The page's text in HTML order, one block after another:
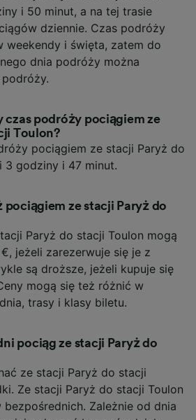
i 50 minut, a na tej trasie
dziennie. Czas podróży
weekendy i święta, zatem do
dnia podróży można
czas podróży pociągiem ze
Toulon?
pociągiem ze stacji Paryż do
3 godziny i 47 minut.
pociągiem ze stacji Paryż do
Paryż do stacji Toulon mogą
jeżeli zarezerwuje się je z
są droższe, jeżeli kupuje się
mogą się też różnić w
trasy i klasy biletu.
pociąg ze stacji Paryż do
ze stacji Paryż do stacji
Ze stacji Paryż do stacji Toulon
bezpośrednich. Zależnie od dnia